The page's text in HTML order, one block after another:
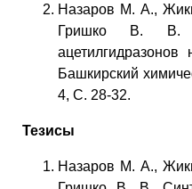
Назаров М. А.,
Гришко В. В.
Башкирский
4, С. 28-32.
Тезисы
Назаров М. А.,